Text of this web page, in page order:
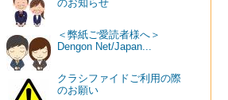
のお知らせ
＜弊紙ご愛読者様へ＞
Dengon Net/Japan...
クラシファイドご利用の際
のお願い